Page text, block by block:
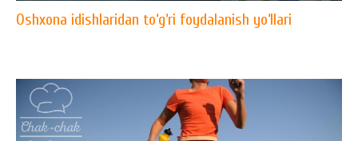
Oshxona idishlaridan to‘g‘ri foydalanish yo‘llari